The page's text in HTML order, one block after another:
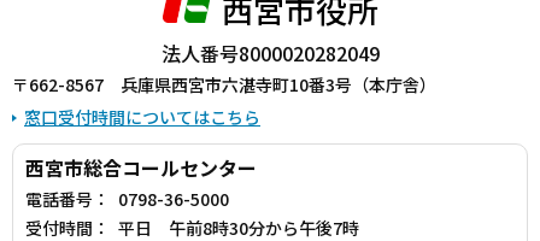
法人番号8000020282049
〒662-8567 兵庫県西宮市六湛寺町10番3号（本庁舎）
窓口受付時間についてはこちら
西宮市総合コールセンター
電話番号：
0798-36-5000
受付時間：
平日 午前8時30分から午後7時